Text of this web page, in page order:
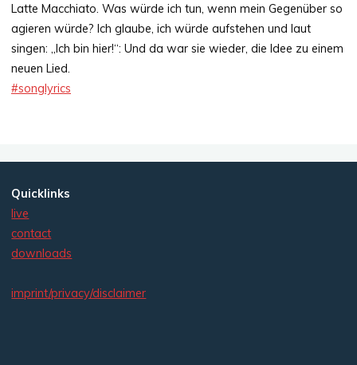
Latte Macchiato. Was würde ich tun, wenn mein Gegenüber so
agieren würde? Ich glaube, ich würde aufstehen und laut
singen: „Ich bin hier!“: Und da war sie wieder, die Idee zu einem
neuen Lied.
#songlyrics
Quicklinks
live
contact
downloads
imprint/privacy/disclaimer